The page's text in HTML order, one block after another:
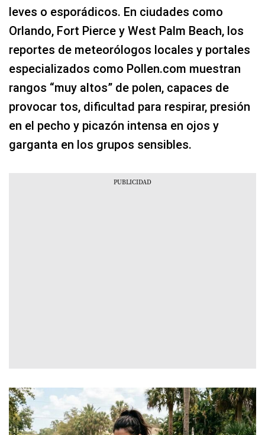
leves o esporádicos. En ciudades como
Orlando, Fort Pierce y West Palm Beach, los
reportes de meteorólogos locales y portales
especializados como Pollen.com muestran
rangos “muy altos” de polen, capaces de
provocar tos, dificultad para respirar, presión
en el pecho y picazón intensa en ojos y
garganta en los grupos sensibles.